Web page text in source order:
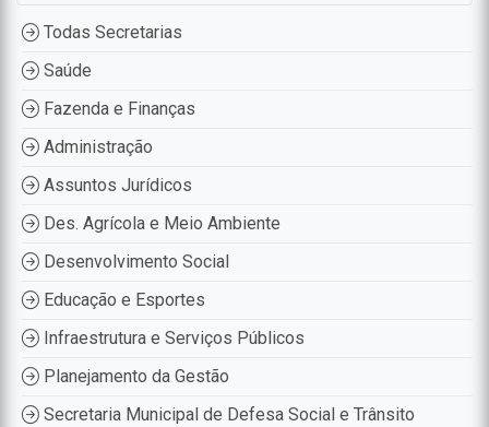
Todas Secretarias
Saúde
Fazenda e Finanças
Administração
Assuntos Jurídicos
Des. Agrícola e Meio Ambiente
Desenvolvimento Social
Educação e Esportes
Infraestrutura e Serviços Públicos
Planejamento da Gestão
Secretaria Municipal de Defesa Social e Trânsito